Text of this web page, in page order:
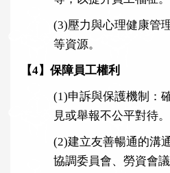
(3)壓力與心理健康管
等資源。
【4】保障員工權利
(1)申訴與保護機制：
見或舉報不公平對待。
(2)建立友善暢通的溝
協調委員會、勞資會